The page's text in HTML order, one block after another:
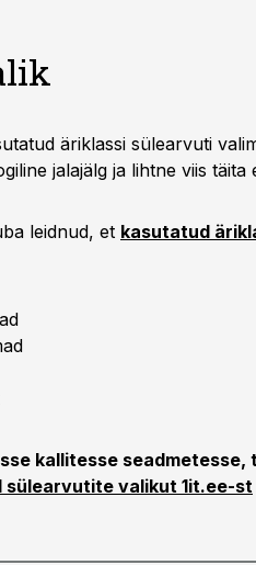
äriklassi sülearvuti
jalajälg ja lihtne viis täita
leidnud, et kasutatud
kallitesse seadmetesse,
sülearvutite valikut 1it.ee-st